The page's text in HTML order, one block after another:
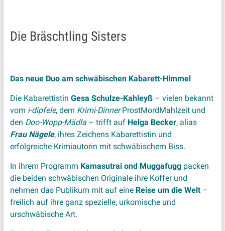
Die Bräschtling Sisters
Das neue Duo am schwäbischen Kabarett-Himmel
Die Kabarettistin Gesa Schulze-Kahleyß– vielen bekannt
vom i-dipfele, dem Krimi-DinnerProstMordMahlzeit und
den Doo-Wopp-Mädla– trifft auf Helga Becker, alias
Frau Nägele, ihres Zeichens Kabarettistin und
erfolgreiche Krimiautorin mit schwäbischem Biss.
In ihrem Programm Kamasutrai ond Muggafuggpacken
die beiden schwäbischen Originale ihre Koffer und
nehmen das Publikum mit auf eine Reise um die Welt–
freilich auf ihre ganz spezielle, urkomische und
urschwäbische Art.